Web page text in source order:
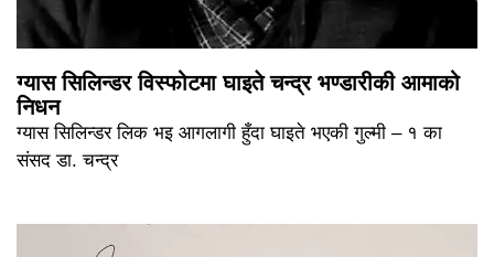
ग्यास सिलिन्डर विस्फोटमा घाइते चन्द्र भण्डारीकी आमाको
निधन
ग्यास सिलिन्डर लिक भइ आगलागी हुँदा घाइते भएकी गुल्मी – १ का
संसद डा. चन्द्र